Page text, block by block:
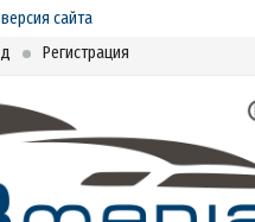
сайта
Регистрация